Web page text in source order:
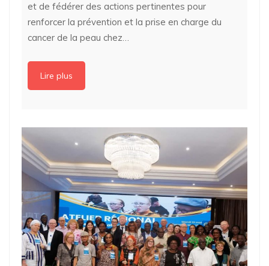
et de fédérer des actions pertinentes pour
renforcer la prévention et la prise en charge du
cancer de la peau chez…
Lire plus